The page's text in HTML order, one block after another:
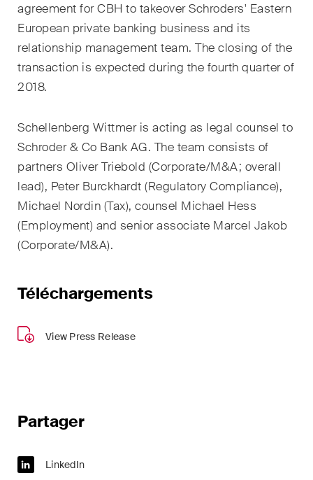
agreement for CBH to takeover Schroders' Eastern
European private banking business and its
relationship management team. The closing of the
transaction is expected during the fourth quarter of
2018.
Schellenberg Wittmer is acting as legal counsel to
Schroder & Co Bank AG. The team consists of
partners Oliver Triebold (Corporate/M&A; overall
lead), Peter Burckhardt (Regulatory Compliance),
Michael Nordin (Tax), counsel Michael Hess
(Employment) and senior associate Marcel Jakob
(Corporate/M&A).
Téléchargements
View Press Release
Partager
LinkedIn
Pays
Newsletters & Newsflashes
Une sélection mensuelle de
sujets clés issus de nos
domaines d'activités, secteurs
et industries, ainsi que des
Newsflash sur l'actualité.
Arbitrage international
Commerce et transport
Contentieux